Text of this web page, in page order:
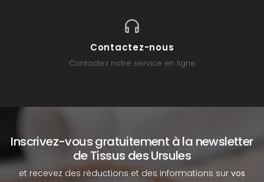
Contactez-nous
Contactez notre service en ligne
Inscrivez-vous gratuitement à la newsletter
de Tissus des Ursules
et recevez des réductions et des informations sur vos